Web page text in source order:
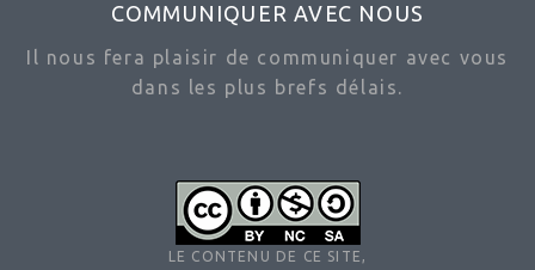
COMMUNIQUER AVEC NOUS
Il nous fera plaisir de communiquer avec vous
dans les plus brefs délais.
LE CONTENU DE CE SITE,